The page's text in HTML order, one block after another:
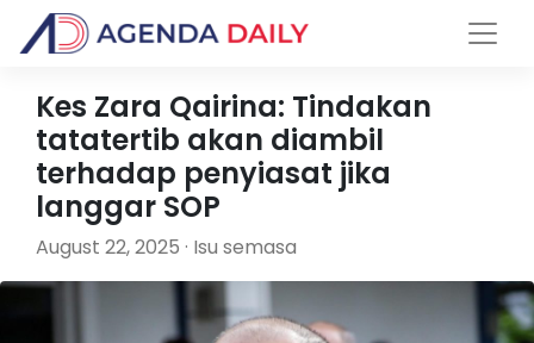
Kes Zara Qairina: Tindakan
tatatertib akan diambil
terhadap penyiasat jika
langgar SOP
August 22, 2025 · Isu semasa